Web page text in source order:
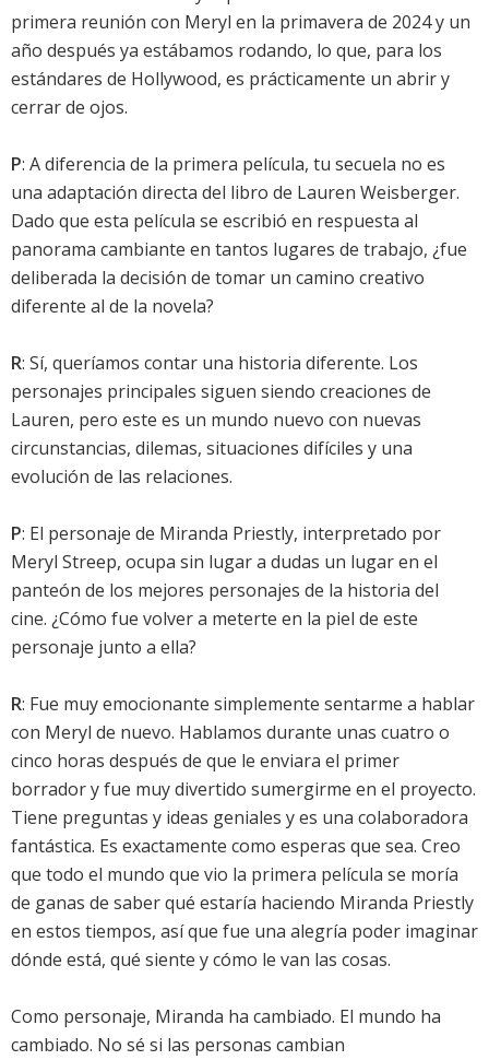
primera reunión con Meryl en la primavera de 2024 y un
año después ya estábamos rodando, lo que, para los
estándares de Hollywood, es prácticamente un abrir y
cerrar de ojos.
P: A diferencia de la primera película, tu secuela no es
una adaptación directa del libro de Lauren Weisberger.
Dado que esta película se escribió en respuesta al
panorama cambiante en tantos lugares de trabajo, ¿fue
deliberada la decisión de tomar un camino creativo
diferente al de la novela?
R: Sí, queríamos contar una historia diferente. Los
personajes principales siguen siendo creaciones de
Lauren, pero este es un mundo nuevo con nuevas
circunstancias, dilemas, situaciones difíciles y una
evolución de las relaciones.
P: El personaje de Miranda Priestly, interpretado por
Meryl Streep, ocupa sin lugar a dudas un lugar en el
panteón de los mejores personajes de la historia del
cine. ¿Cómo fue volver a meterte en la piel de este
personaje junto a ella?
R: Fue muy emocionante simplemente sentarme a hablar
con Meryl de nuevo. Hablamos durante unas cuatro o
cinco horas después de que le enviara el primer
borrador y fue muy divertido sumergirme en el proyecto.
Tiene preguntas y ideas geniales y es una colaboradora
fantástica. Es exactamente como esperas que sea. Creo
que todo el mundo que vio la primera película se moría
de ganas de saber qué estaría haciendo Miranda Priestly
en estos tiempos, así que fue una alegría poder imaginar
dónde está, qué siente y cómo le van las cosas.
Como personaje, Miranda ha cambiado. El mundo ha
cambiado. No sé si las personas cambian